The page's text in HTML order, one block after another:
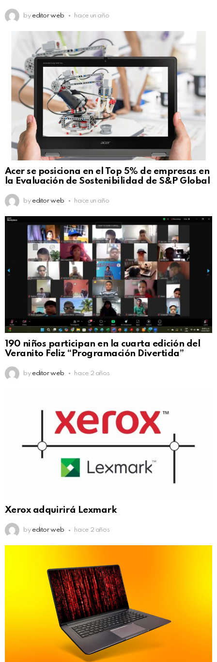
by editor web hace un año
Acer se posiciona en el Top 5% de empresas en
la Evaluación de Sostenibilidad de S&P Global
by editor web hace un año
190 niños participan en la cuarta edición del
Veranito Feliz “Programación Divertida”
by editor web hace 2 años
Xerox adquirirá Lexmark
by editor web hace 2 años